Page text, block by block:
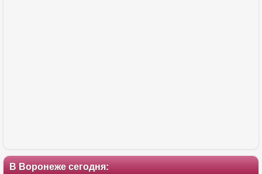
В Воронеже сегодня: